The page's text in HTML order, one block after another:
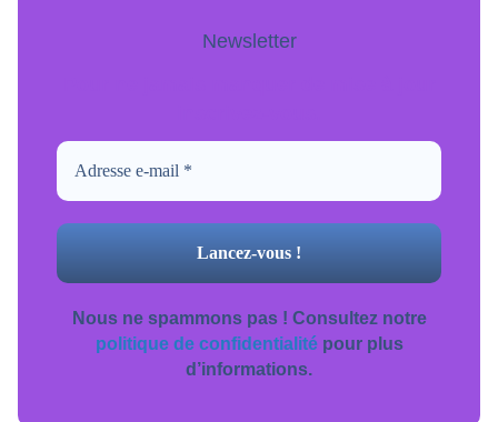
Newsletter
Nous ne spammons pas ! Consultez notre
politique de confidentialitépour plus
d’informations.